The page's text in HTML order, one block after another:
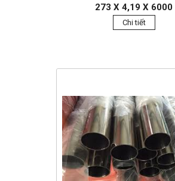
273 X 4,19 X 6000
Chi tiết